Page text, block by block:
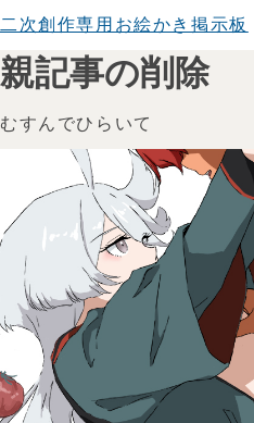
二次創作専用お絵かき掲示板
親記事の削除
むすんでひらいて